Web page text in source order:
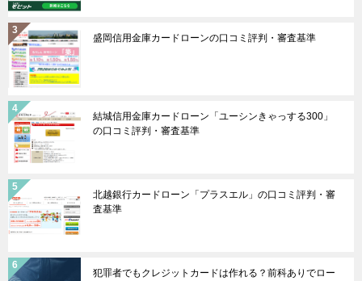
盛岡信用金庫カードローンの口コミ評判・審査基準
結城信用金庫カードローン「ユーシンきゃっする300」
の口コミ評判・審査基準
北越銀行カードローン「プラスエル」の口コミ評判・審
査基準
犯罪者でもクレジットカードは作れる？前科ありでロー